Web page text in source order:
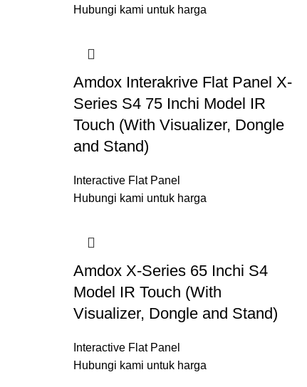
Hubungi kami untuk harga
Amdox Interakrive Flat Panel X-
Series S4 75 Inchi Model IR
Touch (With Visualizer, Dongle
and Stand)
Interactive Flat Panel
Hubungi kami untuk harga
Amdox X-Series 65 Inchi S4
Model IR Touch (With
Visualizer, Dongle and Stand)
Interactive Flat Panel
Hubungi kami untuk harga